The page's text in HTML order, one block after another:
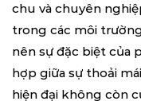
chu và chuyên
trong các môi
nên sự đặc biệt của
hợp giữa sự thoải
hiện đại không còn